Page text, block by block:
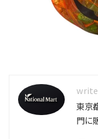
東京
門に